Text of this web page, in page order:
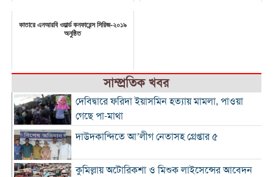
কাতারে এনআরবি ওয়ার্ল্ড কনফারেন্স সিরিজ-২০১৯
অনুষ্ঠিত
সাম্প্রতিক খবর
দেবিদ্বারে ফরিদা ইয়াসমিন হত্যায় মামলা, পাওয়া
গেছে পা-মাথা
দাউদকান্দিতে আ’লীগ নেতাসহ গ্রেপ্তার ৫
কুমিল্লায় অটোরিকশা ও মিশুক লাইসেন্সের আবেদন